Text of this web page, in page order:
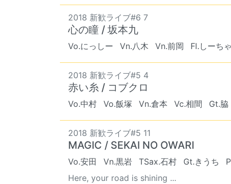
2018 新歓ライブ#6 7
心の瞳 / 坂本九
Vo.にっしー Vn.八木 Vn.前岡 Fl.しーち
2018 新歓ライブ#5 4
赤い糸 / コブクロ
Vo.中村 Vo.飯塚 Vn.倉本 Vc.相間 Gt.脇
2018 新歓ライブ#5 11
MAGIC / SEKAI NO OWARI
Vo.安田 Vn.黒岩 TSax.石村 Gt.きうち
Here, your road is shining ...